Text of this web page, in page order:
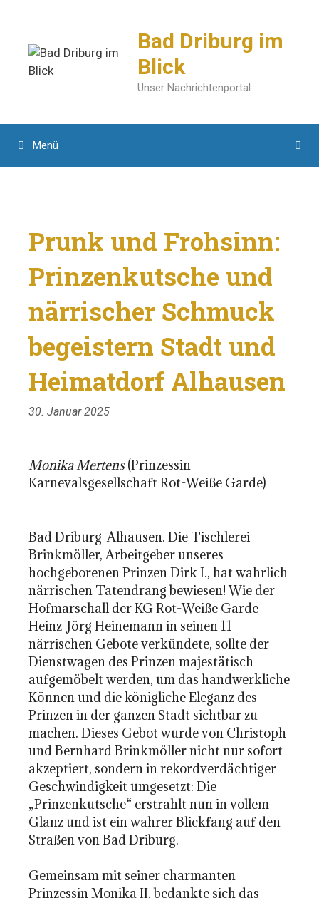
springen
Bad Driburg im
Blick
Unser Nachrichtenportal
Menü
Prunk und Frohsinn:
Prinzenkutsche und
närrischer Schmuck
begeistern Stadt und
Heimatdorf Alhausen
30. Januar 2025
Monika Mertens(Prinzessin
Karnevalsgesellschaft Rot-Weiße Garde)
Bad Driburg-Alhausen. Die Tischlerei
Brinkmöller, Arbeitgeber unseres
hochgeborenen Prinzen Dirk I., hat wahrlich
närrischen Tatendrang bewiesen! Wie der
Hofmarschall der KG Rot-Weiße Garde
Heinz-Jörg Heinemann in seinen 11
närrischen Gebote verkündete, sollte der
Dienstwagen des Prinzen majestätisch
aufgemöbelt werden, um das handwerkliche
Können und die königliche Eleganz des
Prinzen in der ganzen Stadt sichtbar zu
machen. Dieses Gebot wurde von Christoph
und Bernhard Brinkmöller nicht nur sofort
akzeptiert, sondern in rekordverdächtiger
Geschwindigkeit umgesetzt: Die
„Prinzenkutsche“ erstrahlt nun in vollem
Glanz und ist ein wahrer Blickfang auf den
Straßen von Bad Driburg.
Gemeinsam mit seiner charmanten
Prinzessin Monika II. bedankte sich das